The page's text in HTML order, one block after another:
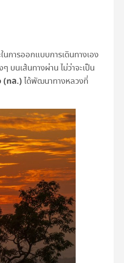
นการออกแบบการเดินทางเอง
บนเส้นทางผ่าน ไม่ว่าจะเป็น
(ทล.) ได้พัฒนาทางหลวงที่